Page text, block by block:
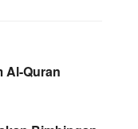
Al-Quran